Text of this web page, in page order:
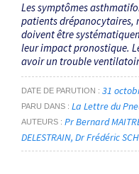
Les symptômes
patients drépanocytaires,
doivent être
leur impact pronostique.
avoir un trouble
DATE DE PARUTION 31
PARU DANS La Lettre du
AUTEURS Pr Bernard
DELESTRAIN Dr Frédéric